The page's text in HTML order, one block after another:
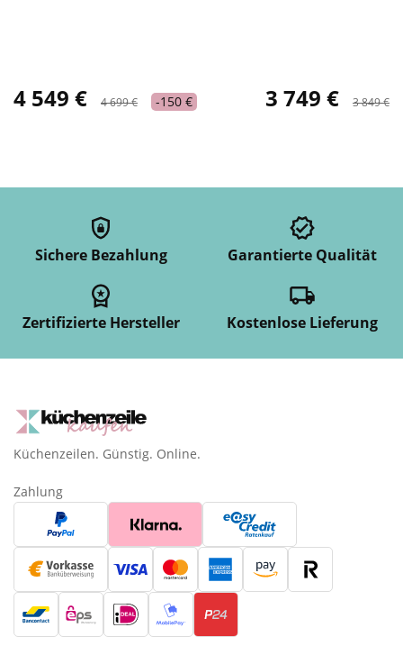
4 549 € 4 699 € -150 € 3 749 € 3 849 €
Sichere Bezahlung Garantierte Qualität
Zertifizierte Hersteller Kostenlose Lieferung
Küchenzeilen. Günstig. Online.
Zahlung